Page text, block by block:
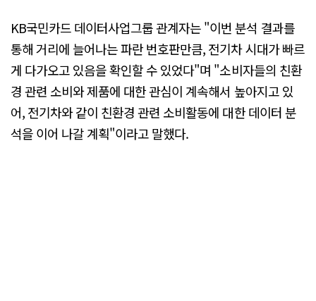
KB국민카드 데이터사업그룹 관계자는 "이번 분석 결과를
통해 거리에 늘어나는 파란 번호판만큼, 전기차 시대가 빠르
게 다가오고 있음을 확인할 수 있었다"며 "소비자들의 친환
경 관련 소비와 제품에 대한 관심이 계속해서 높아지고 있
어, 전기차와 같이 친환경 관련 소비활동에 대한 데이터 분
석을 이어 나갈 계획"이라고 말했다.